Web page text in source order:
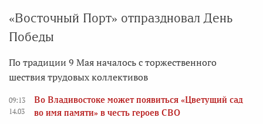
«Восточный Порт» отпраздновал День
Победы
По традиции 9 Мая началось с торжественного
шествия трудовых коллективов
09:13
14.03
Во Владивостоке может появиться «Цветущий сад
во имя памяти» в честь героев СВО